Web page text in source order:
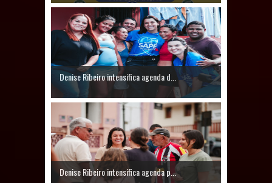
Caldas Brandão: IPMCB responde
questionamentos da vereadora
Rosângela e afirma que
parcelamentos são referentes a
Denise Ribeiro intensifica agenda d...
Denise Ribeiro intensifica agenda p...